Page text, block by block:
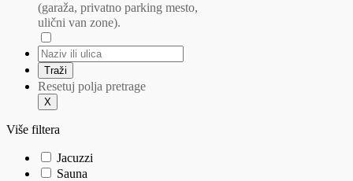
(garaža, privatno parking mesto,
ulični van zone).
Resetuj polja pretrage
Više filtera
Jacuzzi
Sauna